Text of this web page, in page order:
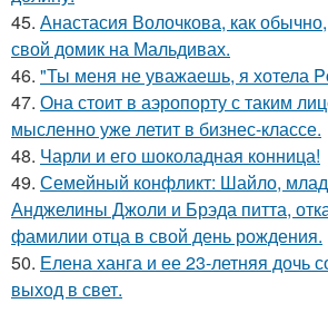
45. Анастасия Волочкова, как
свой домик на Мальдивах.
46. "Ты меня не уважаешь, я хотела
47. Она стоит в аэропорту с таким
мысленно уже летит в бизнес-классе.
48. Чарли и его шоколадная конница!
49. Семейный конфликт: Шайло,
Анджелины Джоли и Брэда питта,
фамилии отца в свой день рождения.
50. Елена ханга и ее 23-летняя дочь
выход в свет.